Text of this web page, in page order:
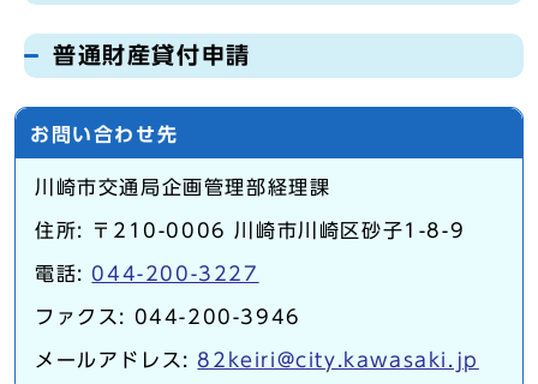
普通財産貸付申請
お問い合わせ先
川崎市交通局企画管理部経理課
住所: 〒210-0006 川崎市川崎区砂子1-8-9
電話: 044-200-3227
ファクス: 044-200-3946
メールアドレス:82keiri@city.kawasaki.jp